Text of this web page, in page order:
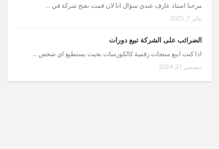
مرحبا استاذ عارف عندي سؤال انا لان قمت بفتح شركة في ...
يناير 7, 2025
الضرائب على الشركة تبيع دورات
اذا كنت ابيع منتجات رقمية كالكورسات بحيث يستطيع اي شخص ...
ديسمبر 21, 2024